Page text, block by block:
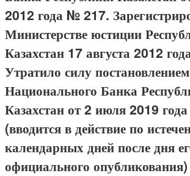
2012 года № 217.
Министерстве юстиции
Казахстан 17 августа 2012
Утратило силу
Национального Банка
Казахстан от 2 июля 2019
(вводится в действие по
календарных дней после дня
официального опубликования)